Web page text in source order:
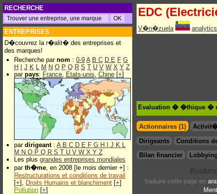
RECHERCHE
ENTREPRISES
D�couvrez la r�alit� des entreprises et
des marques!
Recherche par nom : 0-9 A B C D E F G
H
J K L M N O P Q R S T U V W X Y Z
par pays: France, Etats-unis, Chine [+]
par dirigeant: A B C D E F G H J K L
M N O P Q R S T U V W X Y Z
Les plus grandes entreprises mondiales
par th�me, en 2008 [le mois dernier +] :
Restructurations et conditions de travail
[+], Droits Humains et blanchiment [+]
Pollution [+]
EDC
V�n�zuela
Evaluation � �thique �
Actionnaires (1)
Dirigeants
Conditions
Bilan financier
traduire cette page en